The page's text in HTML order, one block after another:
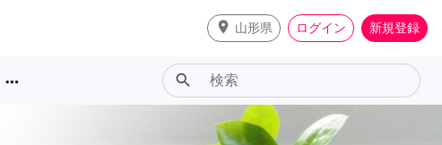
place 山形県 ログイン 新規登録
more_horiz search